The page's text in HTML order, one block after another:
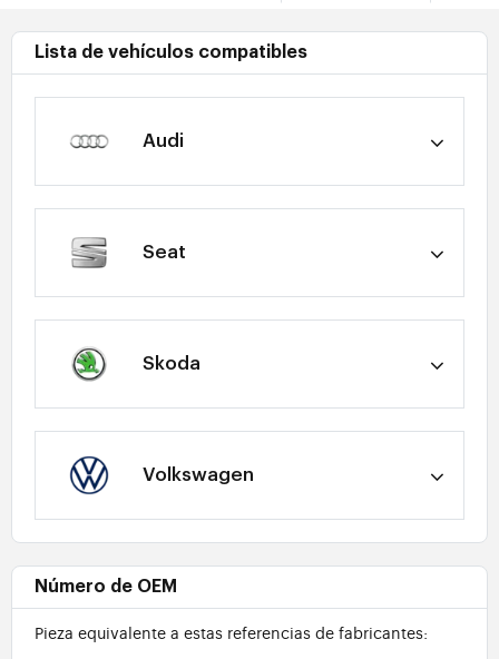
Lista de vehículos compatibles
Audi
Seat
Skoda
Volkswagen
Número de OEM
Pieza equivalente a estas referencias de fabricantes: